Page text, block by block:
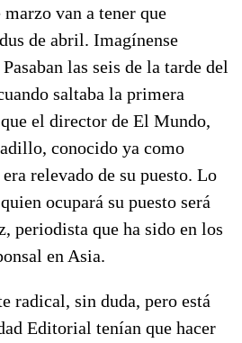
van a tener que
de abril. Imagínense
las seis de la tarde del
saltaba la primera
el director de El Mundo,
conocido ya como
relevado de su puesto. Lo
ocupará su puesto será
periodista que ha sido en los
en Asia.
radical, sin duda, pero está
Editorial tenían que hacer